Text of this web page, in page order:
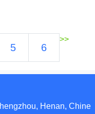
5 6
>>
Henan, Chine